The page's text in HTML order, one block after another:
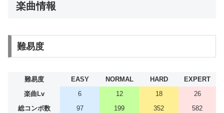
楽曲情報
難易度
難易度 EASY NORMAL HARD
EXPERT
楽曲Lv
6 12 18
26
総コンボ数
97 199 352 582